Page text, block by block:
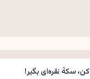
سکهٔ نقره‌ایبگیر!